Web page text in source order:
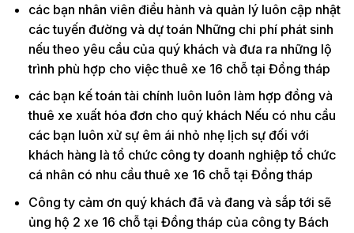
các bạn nhân viên điều hành và quản lý luôn cập nhật
các tuyến đường và dự toán Những chi phí phát sinh
nếu theo yêu cầu của quý khách và đưa ra những lộ
trình phù hợp cho việc thuê xe 16 chỗ tại Đồng tháp
các bạn kế toán tài chính luôn luôn làm hợp đồng và
thuê xe xuất hóa đơn cho quý khách Nếu có nhu cầu
các bạn luôn xử sự êm ái nhỏ nhẹ lịch sự đối với
khách hàng là tổ chức công ty doanh nghiệp tổ chức
cá nhân có nhu cầu thuê xe 16 chỗ tại Đồng tháp
Công ty cảm ơn quý khách đã và đang và sắp tới sẽ
ủng hộ 2 xe 16 chỗ tại Đồng tháp của công ty Bách